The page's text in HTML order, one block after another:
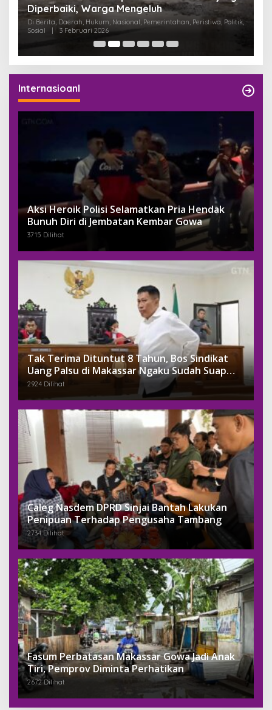
Diperbaiki, Warga Mengeluh
Di Berita, Daerah, Hukum, Nasional, Pemerintahan, Peristiwa, Politik,
Sosial
| 3 Februari 2026
Internasioanl
Aksi Heroik Polisi Selamatkan Pria Hendak
Bunuh Diri di Jembatan Kembar Gowa
3715 Dilihat
Tak Terima Dituntut 8 Tahun, Bos Sindikat
Uang Palsu di Makassar Ngaku Sudah Suap
Jaksa Dengan Miliaran
2924 Dilihat
Caleg Nasdem DPRD Sinjai Bantah Lakukan
Penipuan Terhadap Pengusaha Tambang
2734 Dilihat
Fasum Perbatasan Makassar Gowa Jadi Anak
Tiri, Pemprov Diminta Perhatikan
2672 Dilihat